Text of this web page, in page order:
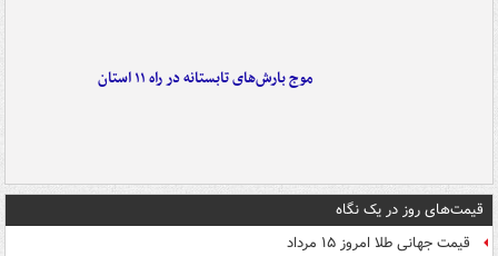
موج بارش‌های تابستانه در راه ۱۱ استان
قیمت‌های روز در یک نگاه
قیمت جهانی طلا امروز ۱۵ مرداد